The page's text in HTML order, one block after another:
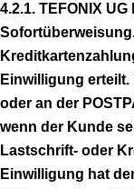
4.2.1. TEFONIX
Einwilligung erteilt.
oder an der
wenn der Kunde
Lastschrift- oder
Einwilligung hat